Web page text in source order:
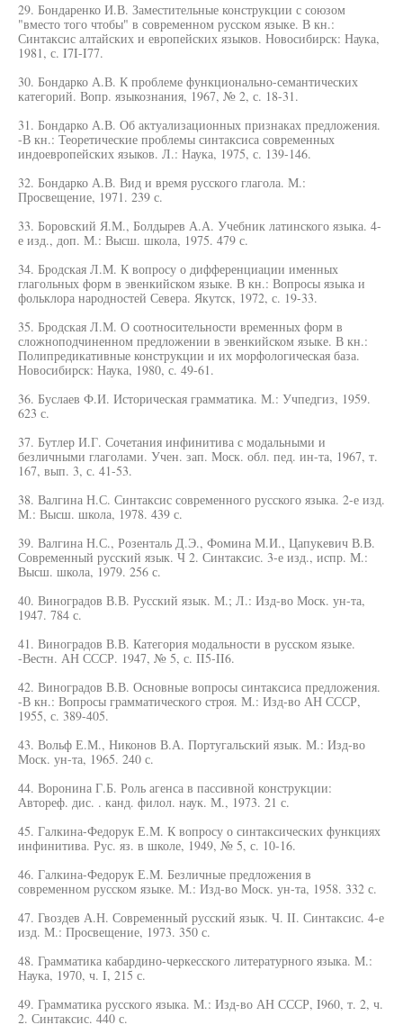
29. Бондаренко И.В. Заместительные конструкции с союзом
"вместо того чтобы" в современном русском языке. В кн.:
Синтаксис алтайских и европейских языков. Новосибирск: Наука,
1981, с. I7I-I77.
30. Бондарко А.В. К проблеме функционально-семантических
категорий. Вопр. языкознания, 1967, № 2, с. 18-31.
31. Бондарко А.В. Об актуализационных признаках предложения.
-В кн.: Теоретические проблемы синтаксиса современных
индоевропейских языков. Л.: Наука, 1975, с. 139-146.
32. Бондарко А.В. Вид и время русского глагола. М.:
Просвещение, 1971. 239 с.
33. Боровский Я.М., Болдырев А.А. Учебник латинского языка. 4-
е изд., доп. М.: Высш. школа, 1975. 479 с.
34. Бродская Л.М. К вопросу о дифференциации именных
глагольных форм в эвенкийском языке. В кн.: Вопросы языка и
фольклора народностей Севера. Якутск, 1972, с. 19-33.
35. Бродская Л.М. О соотносительности временных форм в
сложноподчиненном предложении в эвенкийском языке. В кн.:
Полипредикативные конструкции и их морфологическая база.
Новосибирск: Наука, 1980, с. 49-61.
36. Буслаев Ф.И. Историческая грамматика. М.: Учпедгиз, 1959.
623 с.
37. Бутлер И.Г. Сочетания инфинитива с модальными и
безличными глаголами. Учен. зап. Моск. обл. пед. ин-та, 1967, т.
167, вып. 3, с. 41-53.
38. Валгина Н.С. Синтаксис современного русского языка. 2-е изд.
М.: Высш. школа, 1978. 439 с.
39. Валгина Н.С., Розенталь Д.Э., Фомина М.И., Цапукевич В.В.
Современный русский язык. Ч 2. Синтаксис. 3-е изд., испр. М.:
Высш. школа, 1979. 256 с.
40. Виноградов В.В. Русский язык. М.; Л.: Изд-во Моск. ун-та,
1947. 784 с.
41. Виноградов В.В. Категория модальности в русском языке.
-Вестн. АН СССР. 1947, № 5, с. II5-II6.
42. Виноградов В.В. Основные вопросы синтаксиса предложения.
-В кн.: Вопросы грамматического строя. М.: Изд-во АН СССР,
1955, с. 389-405.
43. Вольф Е.М., Никонов В.А. Португальский язык. М.: Изд-во
Моск. ун-та, 1965. 240 с.
44. Воронина Г.Б. Роль агенса в пассивной конструкции:
Автореф. дис. . канд. филол. наук. М., 1973. 21 с.
45. Галкина-Федорук Е.М. К вопросу о синтаксических функциях
инфинитива. Рус. яз. в школе, 1949, № 5, с. 10-16.
46. Галкина-Федорук Е.М. Безличные предложения в
современном русском языке. М.: Изд-во Моск. ун-та, 1958. 332 с.
47. Гвоздев А.Н. Современный русский язык. Ч. II. Синтаксис. 4-е
изд. М.: Просвещение, 1973. 350 с.
48. Грамматика кабардино-черкесского литературного языка. М.:
Наука, 1970, ч. I, 215 с.
49. Грамматика русского языка. М.: Изд-во АН СССР, I960, т. 2, ч.
2. Синтаксис. 440 с.